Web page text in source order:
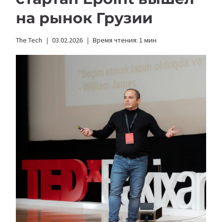
на рынок Грузии
The Tech 03.02.2026 Время чтения: 1 мин